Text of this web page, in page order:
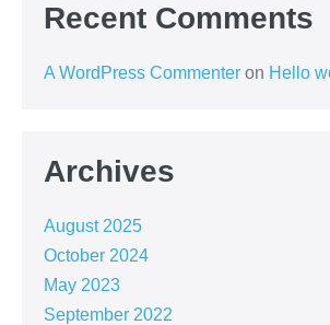
Recent Comments
A WordPress Commenter on Hello
Archives
August 2025
October 2024
May 2023
September 2022